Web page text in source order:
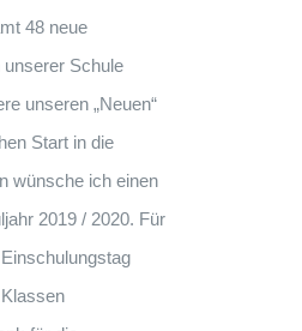
48 neue
unserer Schule
unseren „Neuen“
Start in die
wünsche ich einen
2019 / 2020. Für